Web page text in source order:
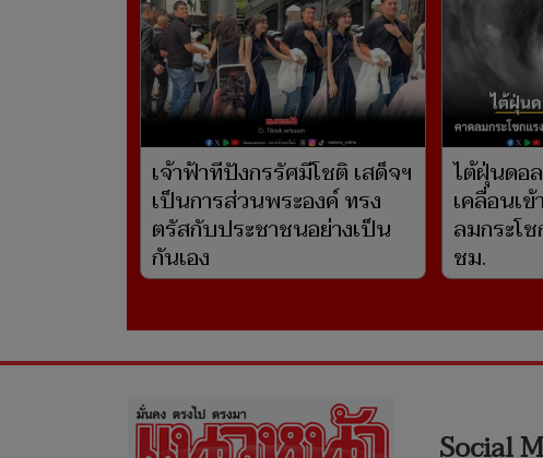
เจ้าฟ้าทีปังกรรัศมีโชติ เสด็จฯ
เป็นการส่วนพระองค์ ทรง
ตรัสกับประชาชนอย่างเป็น
กันเอง
ไต้ฝุ่นด
เคลื่อนเข้
ลมกระโ
ชม.
Social